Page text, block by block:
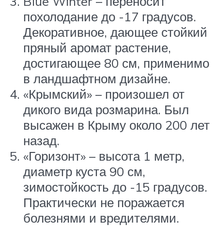
похолодание до -17 градусов.
Декоративное, дающее стойкий
пряный аромат растение,
достигающее 80 см, применимо
в ландшафтном дизайне.
«Крымский» – произошел от
дикого вида розмарина. Был
высажен в Крыму около 200 лет
назад.
«Горизонт» – высота 1 метр,
диаметр куста 90 см,
зимостойкость до -15 градусов.
Практически не поражается
болезнями и вредителями.